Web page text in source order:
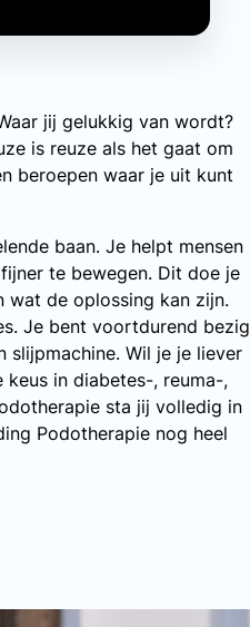
jij gelukkig van wordt?
is reuze als het gaat om
beroepen waar je uit kunt
baan. Je helpt mensen
te bewegen. Dit doe je
wat de oplossing kan zijn.
Je bent voortdurend bezig
slijpmachine. Wil je je liever
in diabetes-, reuma-,
sta jij volledig in
Podotherapie nog heel